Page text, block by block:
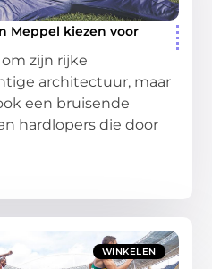
Meppel kiezen voor
zijn rijke
architectuur, maar
een bruisende
hardlopers die door
WINKELEN